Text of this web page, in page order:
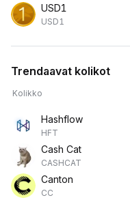
USD1
USD1
Trendaavat kolikot
Kolikko
Hashflow
HFT
Cash Cat
CASHCAT
Canton
CC